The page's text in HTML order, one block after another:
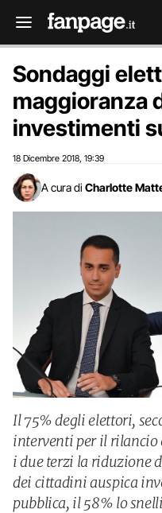
Sondaggi
maggioranza
investimenti
18 Dicembre 2018 19:39
A cura di Charlotte
Il 75% degli elettori,
interventi per il rilancio
i due terzi la riduzione
dei cittadini auspica
pubblica, il 58% lo